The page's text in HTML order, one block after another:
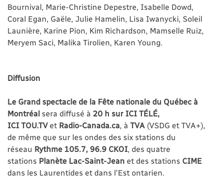
Bournival, Marie-Christine Depestre, Isabelle Dowd,
Coral Egan, Gaële, Julie Hamelin, Lisa Iwanycki, Soleil
Launière, Karine Pion, Kim Richardson, Mamselle Ruiz,
Meryem Saci, Malika Tirolien, Karen Young.
Diffusion
Le Grand spectacle de la Fête nationale du Québec à
Montréal sera diffusé à 20 h sur ICI TÉLÉ,
ICI TOU.TVet Radio-Canada.ca , à TVA (VSDG et TVA+),
de même que sur les ondes des six stations du
réseau Rythme 105.7, 96.9 CKOI , des quatre
stations Planète Lac-Saint-Jean et des stations CIME
dans les Laurentides et dans l’Est ontarien.